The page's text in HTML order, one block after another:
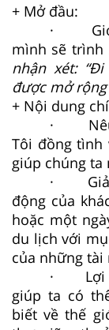
+ Mở đầu:
· Giới
mình sẽ trình
nhận xét:
được mở
+ Nội dung
· Nêu
Tôi đồng tình
giúp chúng ta
· Giải
động của
hoặc một
du lịch với
của những tài
· Lợi
giúp ta có
biết về thế